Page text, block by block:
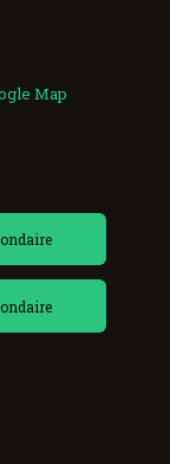
Map